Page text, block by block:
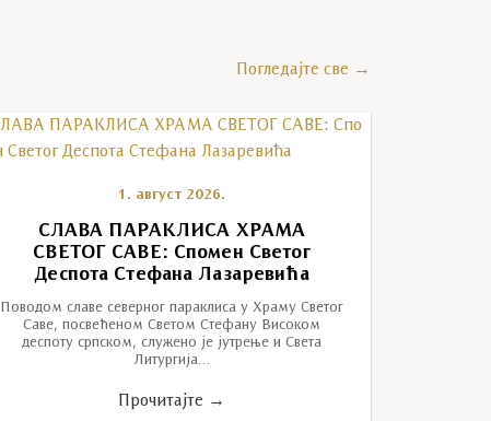
Погледајте све →
1. август 2026.
СЛАВА ПАРАКЛИСА ХРАМА
СВЕТОГ САВЕ: Спомен Светог
Деспота Стефана Лазаревића
Поводом славе северног параклиса у Храму Светог
Саве, посвећеном Светом Стефану Високом
деспоту српском, служено је јутрење и Света
Литургија…
Прочитајте →